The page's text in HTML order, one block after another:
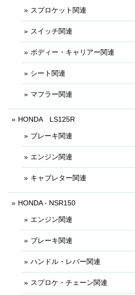
スプロケット関連
スイッチ関連
ボディー・キャリアー関連
シート関連
マフラー関連
HONDA LS125R
ブレーキ関連
エンジン関連
キャブレター関連
HONDA - NSR150
エンジン関連
ブレーキ関連
ハンドル・レバー関連
スプロケ・チェーン関連